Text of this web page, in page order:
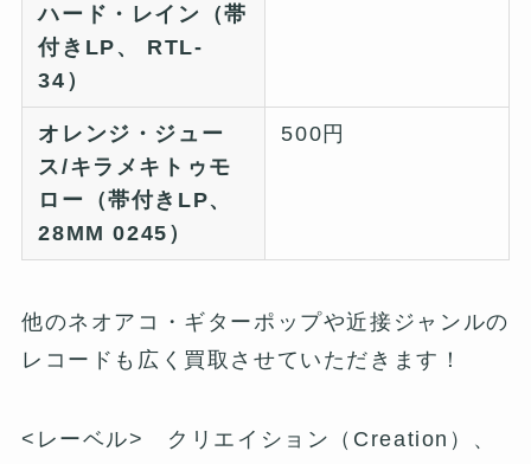
ハード・レイン（帯
付きLP、 RTL-
34）
オレンジ・ジュー
ス/キラメキトゥモ
ロー（帯付きLP、
28MM 0245）
500円
他のネオアコ・ギターポップや近接ジャンルの
レコードも広く買取させていただきます！
<レーベル> クリエイション（Creation）、